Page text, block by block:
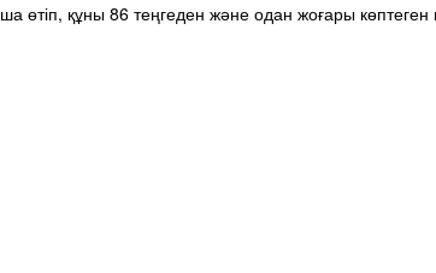
өтіп, құны 86 теңгеден және одан жоғары